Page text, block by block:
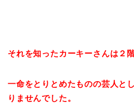
それを知ったカーキーさんは２
一命をとりとめたものの芸人と
りませんでした。